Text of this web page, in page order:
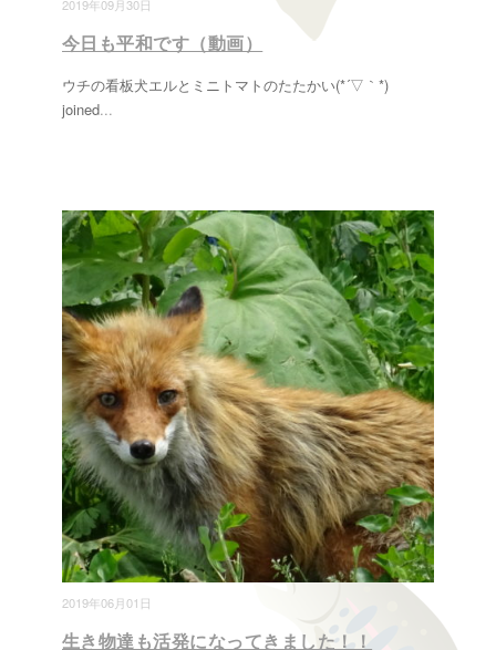
2019年09月30日
今日も平和です（動画）
ウチの看板犬エルとミニトマトのたたかい(*´▽｀*)
joined...
2019年06月01日
生き物達も活発になってきました！！